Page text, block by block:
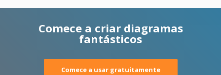
Comece a criar diagramas
fantásticos
Comece a usar gratuitamente